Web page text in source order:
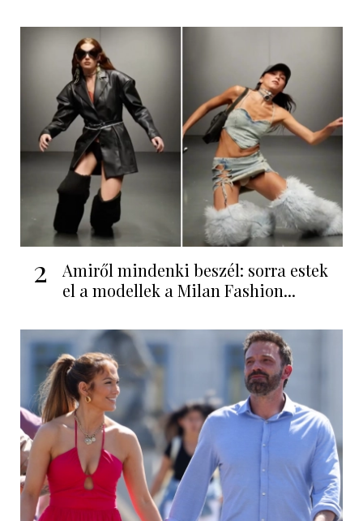
2
Amiről mindenki beszél: sorra estek
el a modellek a Milan Fashion...